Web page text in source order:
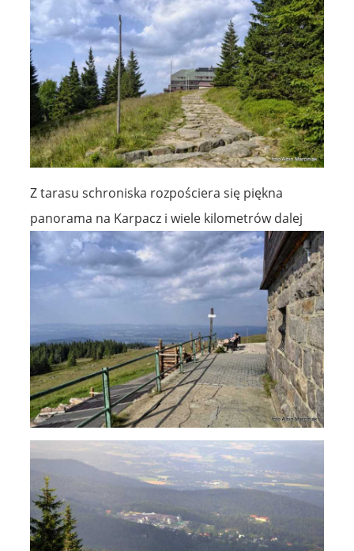
Z tarasu schroniska rozpościera się piękna
panorama na Karpacz i wiele kilometrów dalej